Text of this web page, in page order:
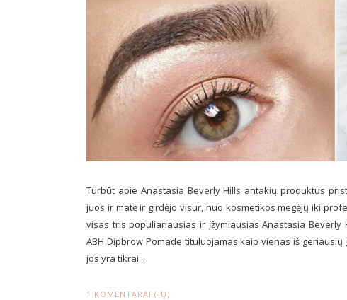
Turbūt apie Anastasia Beverly Hills antakių produktus
juos ir matė ir girdėjo visur, nuo kosmetikos megėjų iki
visas tris populiariausias ir įžymiausias Anastasia
ABH Dipbrow Pomade tituluojamas kaip vienas iš
jos yra tikrai...
1 KOMENTARAI (-Ų)